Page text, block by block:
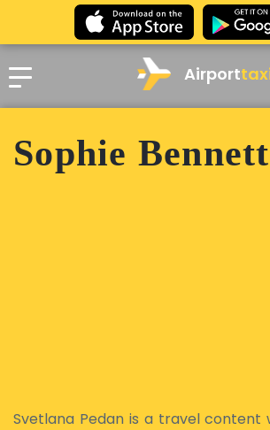
Airport
Sophie Bennett
Svetlana Pedan is a travel